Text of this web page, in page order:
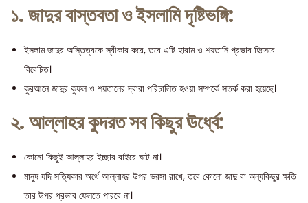
১. জাদুর বাস্তবতা ও ইসলামি দৃষ্টিভঙ্গি:
ইসলাম জাদুর অস্তিত্বকে স্বীকার করে, তবে এটি হারাম ও শয়তানি প্রভাব হিসেবে
বিবেচিত।
কুরআনে জাদুর কুফল ও শয়তানের দ্বারা পরিচালিত হওয়া সম্পর্কে সতর্ক করা হয়েছে।
২. আল্লাহর কুদরত সব কিছুর ঊর্ধ্বে:
কোনো কিছুই আল্লাহর ইচ্ছার বাইরে ঘটে না।
মানুষ যদি সত্যিকার অর্থে আল্লাহর উপর ভরসা রাখে, তবে কোনো জাদু বা অন্যকিছুর ক্ষতি
তার উপর প্রভাব ফেলতে পারবে না।